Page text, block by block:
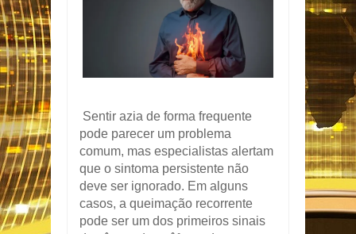
Sentir azia de forma frequente
pode parecer um problema
comum, mas especialistas alertam
que o sintoma persistente não
deve ser ignorado. Em alguns
casos, a queimação recorrente
pode ser um dos primeiros sinais